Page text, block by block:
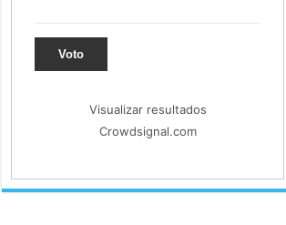
Voto
Visualizar resultados
Crowdsignal.com